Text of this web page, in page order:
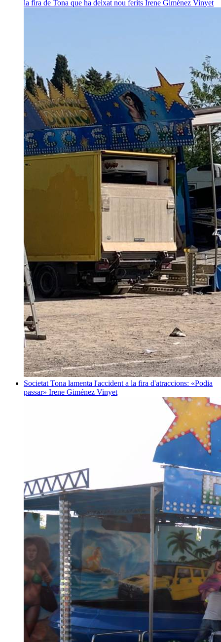
la fira de Tona que ha deixat nou ferits Irene Giménez Vinyet
Societat Tona lamenta l'accident a la fira d'atraccions: «Podia
passar» Irene Giménez Vinyet